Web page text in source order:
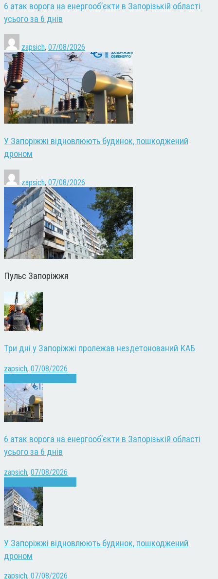
6 атак ворога на енергооб’єкти в Запорізькій області
усього за 6 днів
zapsich, 07/08/2026
У Запоріжжі відновлюють будинок, пошкоджений
дроном
zapsich, 07/08/2026
Пульс Запоріжжя
Три дні у Запоріжжі пролежав нездетонований КАБ
zapsich, 07/08/2026
6 атак ворога на енергооб’єкти в Запорізькій області
усього за 6 днів
zapsich, 07/08/2026
У Запоріжжі відновлюють будинок, пошкоджений
дроном
zapsich, 07/08/2026